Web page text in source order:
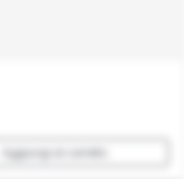
Aggiungi al carrello